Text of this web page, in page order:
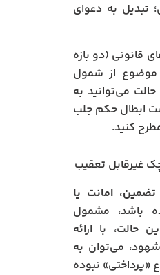
تبدیل به دعوای
قانونی (دو بازه
موضوع از شمول
می‌توانید به
ابطال حکم جلب
کنید.
غیرقابل تعقیب
تضمین، امانت یا
باشد، مشمول
حالت، با ارائه
شهود، می‌توان به
«پرداختی» نبوده